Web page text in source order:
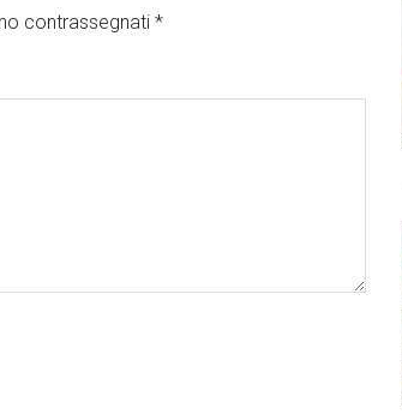
contrassegnati *